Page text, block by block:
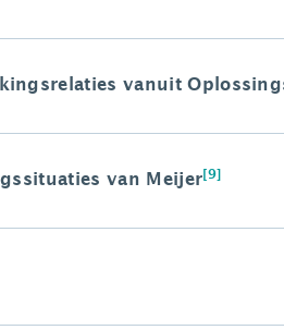
vanuit
van Meijer [9]